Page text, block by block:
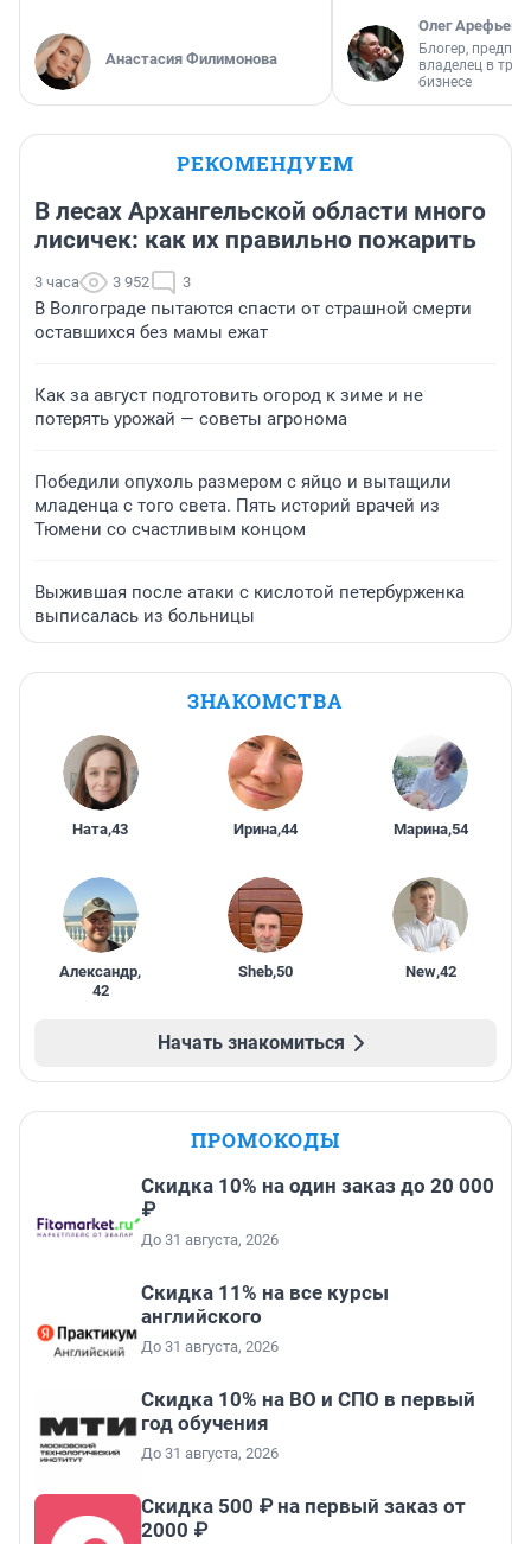
Анастасия Филимонова
Олег Арефьев
Блогер,
владелец в
бизнесе
РЕКОМЕНДУЕМ
В лесах Архангельской области много
лисичек: как их правильно пожарить
3 часа 3 952 3
В Волгограде пытаются спасти от страшной смерти
оставшихся без мамы ежат
Как за август подготовить огород к зиме и не
потерять урожай — советы агронома
Победили опухоль размером с яйцо и вытащили
младенца с того света. Пять историй врачей из
Тюмени со счастливым концом
Выжившая после атаки с кислотой петербурженка
выписалась из больницы
ЗНАКОМСТВА
Ната,43 Ирина,44 Марина,54
Александр,
42
Sheb,50 New,42
Начать знакомиться
ПРОМОКОДЫ
Скидка 10% на один заказ до 20 000
₽
До 31 августа, 2026
Скидка 11% на все курсы
английского
До 31 августа, 2026
Скидка 10% на ВО и СПО в первый
год обучения
До 31 августа, 2026
Скидка 500 ₽ на первый заказ от
2000 ₽